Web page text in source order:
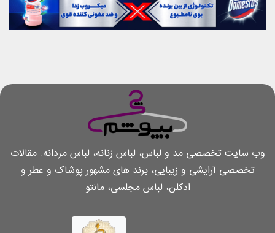
وب سایت تخصصی مد و لباس، لباس زنانه، لباس مردانه. مقالات
تخصصی آرایشی و زیبایی، برند های مشهور پوشاک و عطر و
ادکلن، لباس مجلسی، مانتو